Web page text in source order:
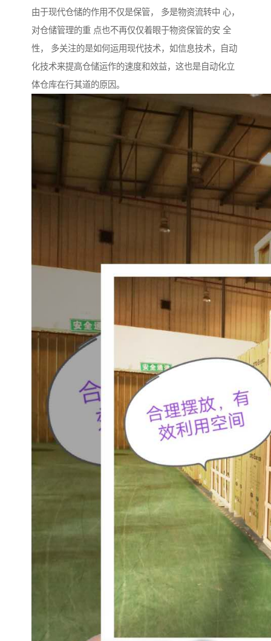
由于现代仓储的作用不仅是保管， 多是物资流转中 心，
对仓储管理的重 点也不再仅仅着眼于物资保管的安 全
性， 多关注的是如何运用现代技术，如信息技术，自动
化技术来提高仓储运作的速度和效益，这也是自动化立
体仓库在行其道的原因。